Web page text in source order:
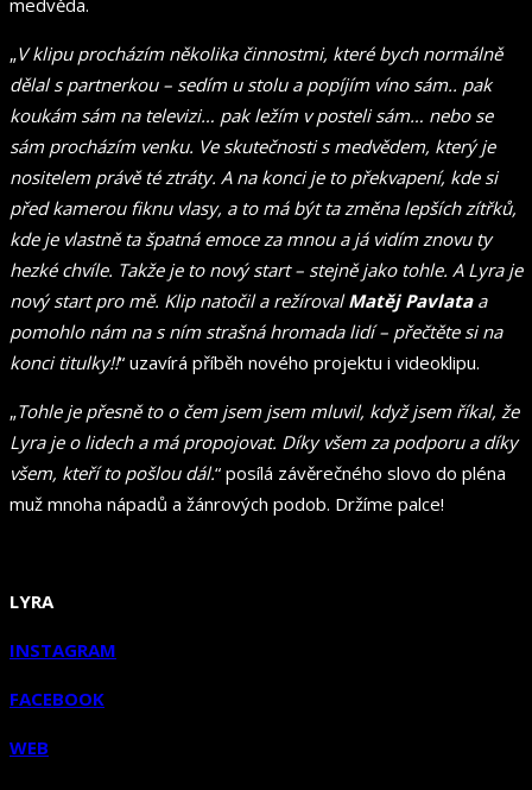
„V klipu procházím několika činnostmi, které bych normálně
dělal s partnerkou – sedím u stolu a popíjím víno sám.. pak
koukám sám na televizi… pak ležím v posteli sám… nebo se
sám procházím venku. Ve skutečnosti s medvědem, který je
nositelem právě té ztráty. A na konci je to překvapení, kde si
před kamerou fiknu vlasy, a to má být ta změna lepších zítřků,
kde je vlastně ta špatná emoce za mnou a já vidím znovu ty
hezké chvíle. Takže je to nový start – stejně jako tohle. A Lyra je
nový start pro mě. Klip natočil a režírovalMatěj Pavlataa
pomohlo nám na s ním strašná hromada lidí – přečtěte si na
konci titulky!!“ uzavírá příběh nového projektu i videoklipu.
„Tohle je přesně to o čem jsem jsem mluvil, když jsem říkal, že
Lyra je o lidech a má propojovat. Díky všem za podporu a díky
všem, kteří to pošlou dál.“ posílá závěrečného slovo do pléna
muž mnoha nápadů a žánrových podob. Držíme palce!
LYRA
INSTAGRAM
FACEBOOK
WEB